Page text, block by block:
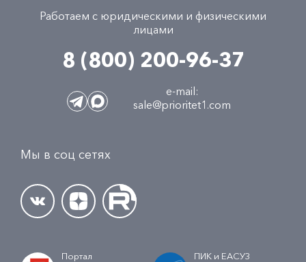
Работаем с юридическими и физическими
лицами
8 (800) 200-96-37
e-mail:
sale@prioritet1.com
Мы в соц сетях
Портал
ПИК и ЕАСУЗ